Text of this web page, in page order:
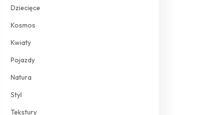
Dziecięce
Kosmos
Kwiaty
Pojazdy
Natura
Styl
Tekstury